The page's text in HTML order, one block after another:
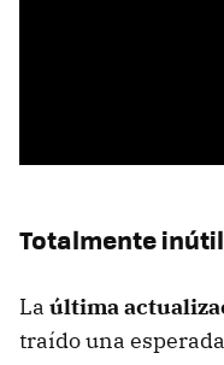
Totalmente inútil
La última
traído una